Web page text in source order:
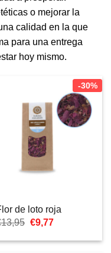
o mejorar la
calidad en la que
para una entrega
hoy mismo.
-30%
de loto roja
13,95 El
original
€9,77El
actual